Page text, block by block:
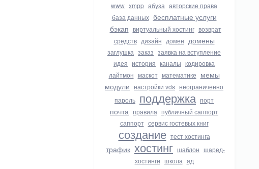
www xmpp абуза авторские права
база данных бесплатные услуги
бэкап виртуальный хостинг возврат
средств дизайн домен домены
заглушка заказ заявка на вступление
идея история каналы кодировка
лайтмон маскот математике мемы
модули настройки vds неограниченно
пароль поддержка порт
почта правила публичный саппорт
саппорт сервис гостевых книг
создание тест хостинга
трафик хостинг шаблон шаред-
хостинги школа яд